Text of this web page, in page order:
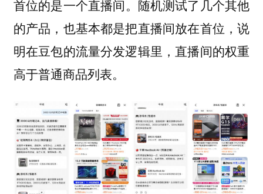
首位的是一个直播间。随机测试了几个其他
的产品，也基本都是把直播间放在首位，说
明在豆包的流量分发逻辑里，直播间的权重
高于普通商品列表。